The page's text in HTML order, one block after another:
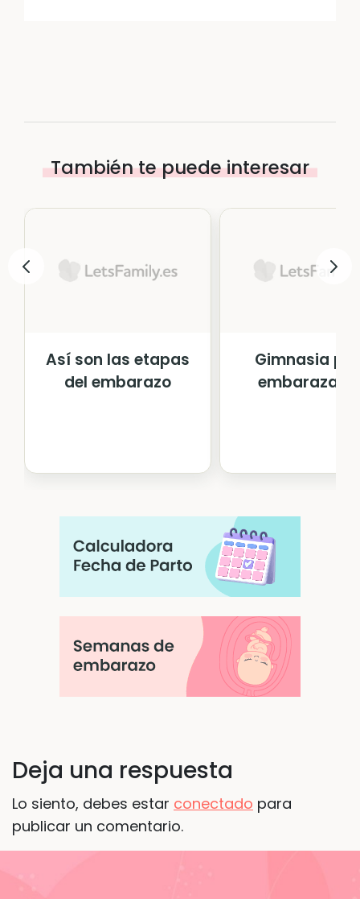
También te puede interesar
Así son las etapas
del embarazo
Gimnasia
Deja una respuesta
Lo siento, debes estar conectado para
publicar un comentario.